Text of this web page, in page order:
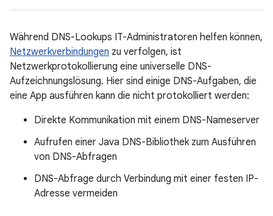
Während DNS-Lookups IT-Administratoren helfen können,
Netzwerkverbindungen zu verfolgen, ist
Netzwerkprotokollierung eine universelle DNS-
Aufzeichnungslösung. Hier sind einige DNS-Aufgaben, die
eine App ausführen kann die nicht protokolliert werden:
Direkte Kommunikation mit einem DNS-Nameserver
Aufrufen einer Java DNS-Bibliothek zum Ausführen
von DNS-Abfragen
DNS-Abfrage durch Verbindung mit einer festen IP-
Adresse vermeiden